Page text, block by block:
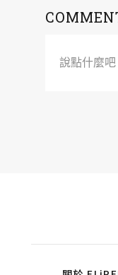
說點什麼吧